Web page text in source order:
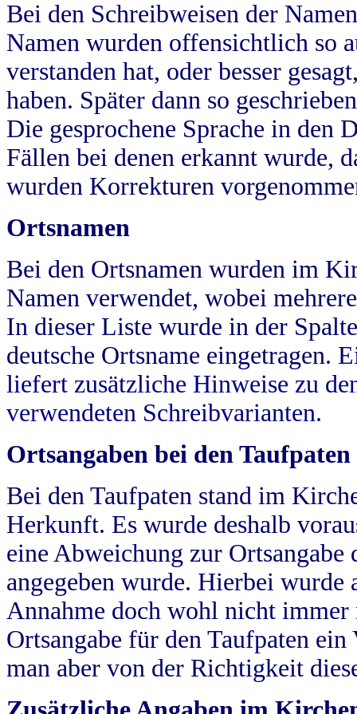
Bei den Schreibweisen der
Namen wurden offensichtlich so
verstanden hat, oder besser
haben. Später dann so
Die gesprochene Sprache in
Fällen bei denen erkannt wurde,
wurden Korrekturen
Ortsnamen
Bei den Ortsnamen wurden im
Namen verwendet, wobei
In dieser Liste wurde in der
deutsche Ortsname eingetragen.
liefert zusätzliche Hinweise zu
verwendeten Schreibvarianten.
Ortsangaben bei den Taufpaten
Bei den Taufpaten stand im
Herkunft. Es wurde deshalb
eine Abweichung zur
angegeben wurde. Hierbei wurde
Annahme doch wohl nicht
Ortsangabe für den Taufpaten
man aber von der Richtigkeit